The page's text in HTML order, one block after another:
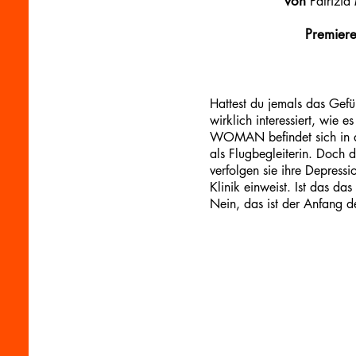
Hattest du jemals das
wirklich interessiert, wie
WOMAN befindet sich in
als Flugbegleiterin. Doch
verfolgen sie ihre
Klinik einweist. Ist das
Nein, das ist der Anfang